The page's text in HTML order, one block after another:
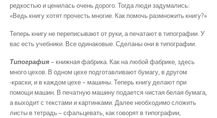
редкостью и ценилась очень дорого. Тогда люди задумались:
«Ведь книгу хотят прочесть многие. Как помочь размножить книгу?»
Теперь книгу не переписывают от руки, а печатают в типографии. У
вас есть учебники. Все одинаковые. Сделаны они в типографии.
Типография– книжная фабрика. Как на любой фабрике, здесь
много цехов. В одном цехе подготавливают бумагу, в другом
-краски, и в каждом цехе – машины. Теперь книгу делают при
помощи машин. В печатную машину подается чистая белая бумага,
а выходит с текстами и картинками. Далее необходимо сложить
листы в тетрадь – сфальцевать, как говорят в типографии,